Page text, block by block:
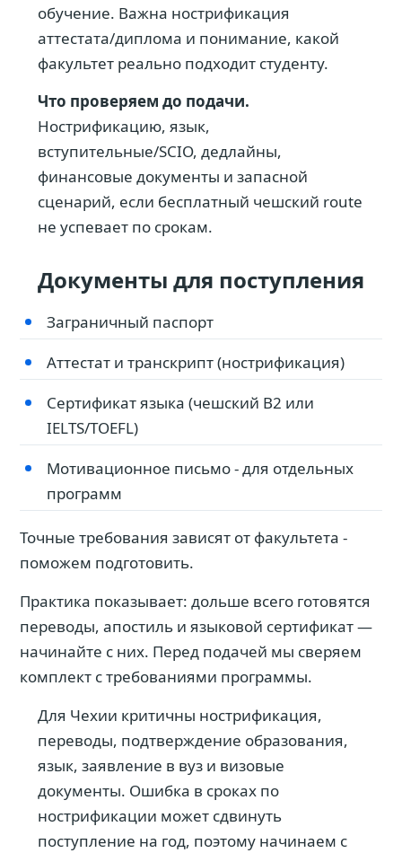
обучение. Важна нострификация
аттестата/диплома и понимание, какой
факультет реально подходит студенту.
Что проверяем до подачи.
Нострификацию, язык,
вступительные/SCIO, дедлайны,
финансовые документы и запасной
сценарий, если бесплатный чешский route
не успевает по срокам.
Документы для поступления
Заграничный паспорт
Аттестат и транскрипт (нострификация)
Сертификат языка (чешский B2 или
IELTS/TOEFL)
Мотивационное письмо - для отдельных
программ
Точные требования зависят от факультета -
поможем подготовить.
Практика показывает: дольше всего готовятся
переводы, апостиль и языковой сертификат —
начинайте с них. Перед подачей мы сверяем
комплект с требованиями программы.
Для Чехии критичны нострификация,
переводы, подтверждение образования,
язык, заявление в вуз и визовые
документы. Ошибка в сроках по
нострификации может сдвинуть
поступление на год, поэтому начинаем с